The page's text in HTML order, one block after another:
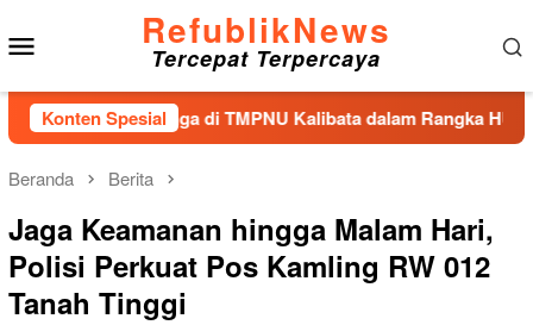
ke
konten
RefublikNews
Tercepat Terpercaya
Konten Spesial
Bunga di TMPNU Kalibata dalam Rangka HUT Ke-40
Beranda Berita
Jaga Keamanan hingga Malam Hari,
Polisi Perkuat Pos Kamling RW 012
Tanah Tinggi